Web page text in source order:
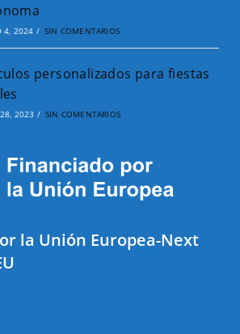
4, 2024 / SIN COMENTARIOS
personalizados para fiestas
2023 / SIN COMENTARIOS
la Unión Europea-Next